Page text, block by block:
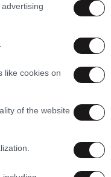
like cookies on
of the website
θα
25
35
8) με